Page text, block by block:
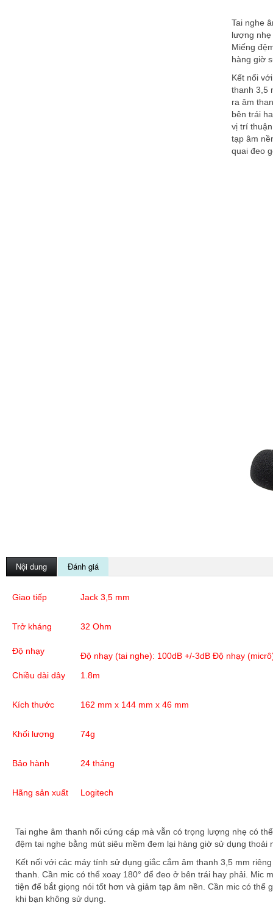
Tai nghe
lượng
Miếng
hàng giờ
Kết nối
thanh 3,5
ra âm
bên trái
vị trí
tạp âm
quai đeo
Nội dung Đánh giá
Giao tiếp Jack 3,5 mm
Trở kháng 32 Ohm
Độ nhạy
Độ nhạy (tai nghe): 100dB +/-3dB Độ nhạy
Chiều dài dây
1.8m
Kích thước 162 mm x 144 mm x 46 mm
Khối lượng 74g
Bảo hành 24 tháng
Hãng sản xuất Logitech
Tai nghe âm thanh nổi cứng cáp mà vẫn có trọng lượng nhẹ có
đệm tai nghe bằng mút siêu mềm đem lại hàng giờ sử dụng thoải
Kết nối với các máy tính sử dụng giắc cắm âm thanh 3,5 mm
thanh. Cần mic có thể xoay 180° để đeo ở bên trái hay phải. Mic
tiện để bắt giọng nói tốt hơn và giảm tạp âm nền. Cần mic có thể
khi bạn không sử dụng.